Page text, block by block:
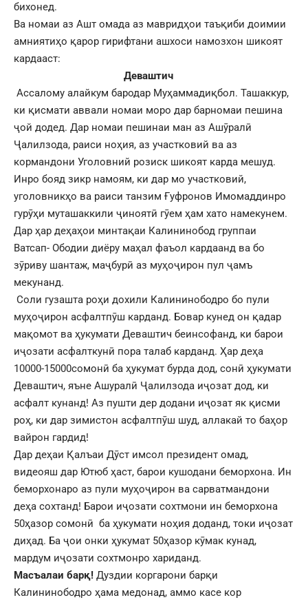
бихонед.
Ва номаи аз Ашт омада аз мавридҳои таъқиби доимии
амниятиҳо қарор гирифтани ашхоси намозхон шикоят
кардааст:
Деваштич
Ассалому алайкум бародар Муҳаммадиқбол. Ташаккур,
ки қисмати аввали номаи моро дар барномаи пешина
ҷой додед. Дар номаи пешинаи ман аз Ашӯралӣ
Ҷалилзода, раиси ноҳия, аз участковий ва аз
кормандони Уголовний розиск шикоят карда мешуд.
Инро бояд зикр намоям, ки дар мо участковий,
уголовникҳо ва раиси танзим Ғуфронов Имомаддинро
гурӯҳи муташаккили ҷиноятӣ гӯем ҳам хато намекунем.
Дар ҳар деҳаҳои минтақаи Калининобод группаи
Ватсап- Ободии диёру маҳал фаъол кардаанд ва бо
зӯриву шантаж, маҷбурӣ аз муҳоҷирон пул ҷамъ
мекунанд.
Соли гузашта роҳи дохили Калининободро бо пули
муҳоҷирон асфалтпӯш карданд. Бовар кунед он қадар
мақомот ва ҳукумати Деваштич беинсофанд, ки барои
иҷозати асфалткунӣ пора талаб карданд. Ҳар деҳа
10000-15000сомонӣ ба ҳукумат бурда дод, сонӣ ҳукумати
Деваштич, яъне Ашуралӣ Ҷалилзода иҷозат дод, ки
асфалт кунанд! Аз пушти дер додани иҷозат як қисми
роҳ, ки дар зимистон асфалтпӯш шуд, аллакай то баҳор
вайрон гардид!
Дар деҳаи Қалъаи Дӯст имсол президент омад,
видеояш дар Ютюб ҳаст, барои кушодани беморхона. Ин
беморхонаро аз пули муҳоҷирон ва сарватмандони
деҳа сохтанд! Барои иҷозати сохтмони ин беморхона
50ҳазор сомонӣ ба ҳукумати ноҳия доданд, токи иҷозат
диҳад. Ба ҷои онки ҳукумат 50ҳазор кӯмак кунад,
мардум иҷозати сохтмонро хариданд.
Масъалаи барқ! Дуздии коргарони барқи
Калининободро ҳама медонад, аммо касе кор